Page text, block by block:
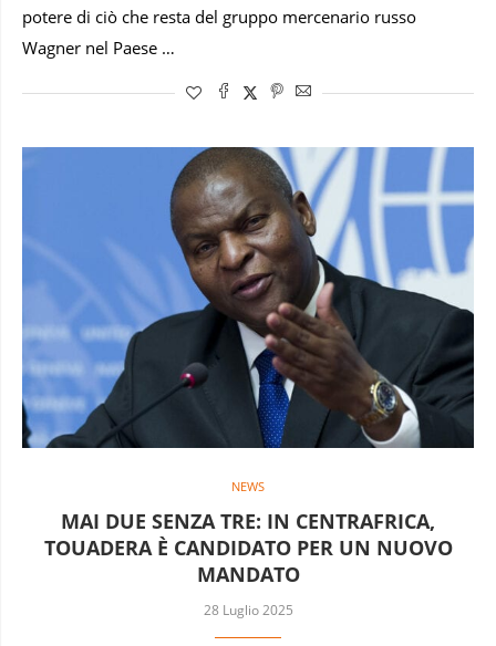
potere di ciò che resta del gruppo mercenario russo
Wagner nel Paese …
NEWS
MAI DUE SENZA TRE: IN CENTRAFRICA,
TOUADERA È CANDIDATO PER UN NUOVO
MANDATO
28 Luglio 2025